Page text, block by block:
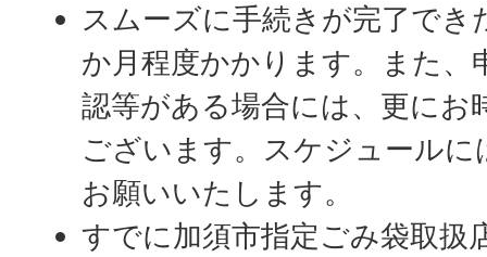
スムーズに手続きが完了でき
か月程度かかります。また、
認等がある場合には、更にお
ございます。スケジュール
お願いいたします。
すでに加須市指定ごみ袋取扱